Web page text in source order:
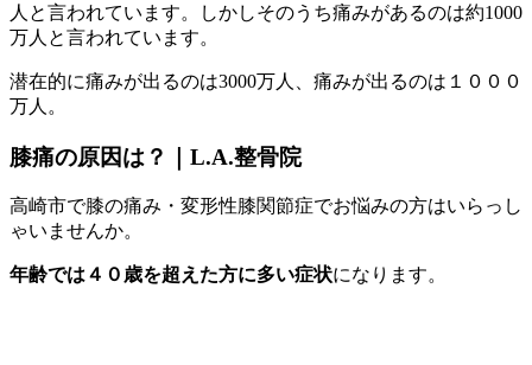
人と言われています。しかしそのうち痛みがあるのは約1000
万人と言われています。
潜在的に痛みが出るのは3000万人、痛みが出るのは１０００
万人。
膝痛の原因は？｜L.A.整骨院
高崎市で膝の痛み・変形性膝関節症でお悩みの方はいらっし
ゃいませんか。
年齢では４０歳を超えた方に多い症状になります。